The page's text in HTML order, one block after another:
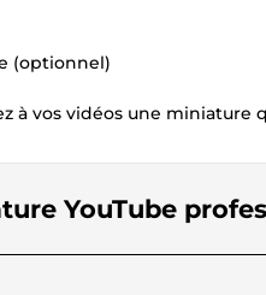
(optionnel)
à vos vidéos une miniature
YouTube